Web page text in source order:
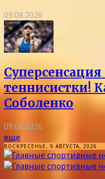
09.08.2026
Суперсенсация
теннисистки!
Соболенко
09.08.2026
еще
ВОСКРЕСЕНЬЕ, 9 АВГУСТА, 2026